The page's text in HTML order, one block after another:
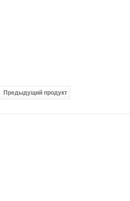
Предыдущий продукт